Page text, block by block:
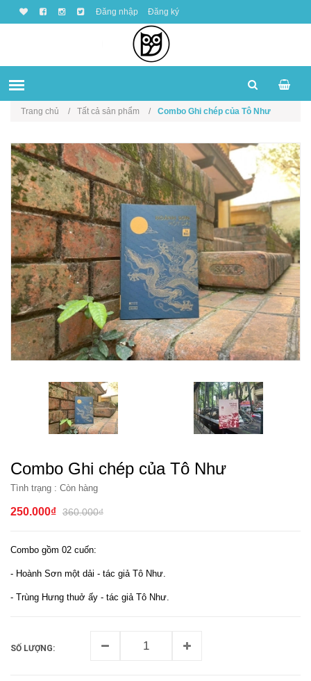
Đăng nhập Đăng ký
Trang chủ Tất cả sản phẩm Combo Ghi chép của Tô Như
Combo Ghi chép của Tô Như
Tình trạng : Còn hàng
250.000₫ 360.000₫
Combo gồm 02 cuốn:
- Hoành Sơn một dải - tác giả Tô Như.
- Trùng Hưng thuở ấy - tác giả Tô Như.
SỐ LƯỢNG: